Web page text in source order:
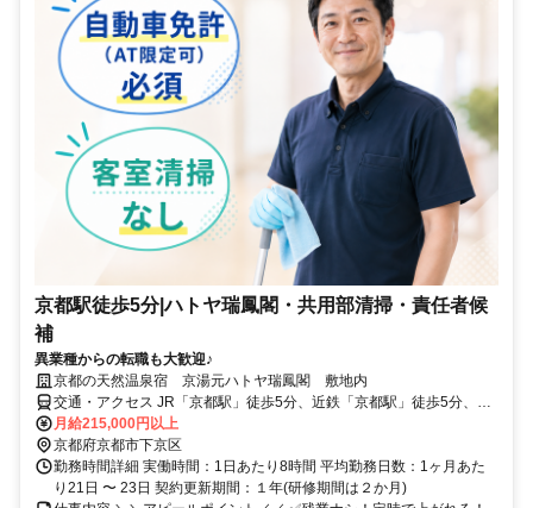
京都駅徒歩5分|ハトヤ瑞鳳閣・共用部清掃・責任者候
補
異業種からの転職も大歓迎♪
京都の天然温泉宿 京湯元ハトヤ瑞鳳閣 敷地内
交通・アクセス JR「京都駅」徒歩5分、近鉄「京都駅」徒歩5分、地
下鉄烏丸線「京都駅」徒歩7分
月給215,000円以上
京都府京都市下京区
勤務時間詳細 実働時間：1日あたり8時間 平均勤務日数：1ヶ月あた
り21日 〜 23日 契約更新期間：１年(研修期間は２か月)